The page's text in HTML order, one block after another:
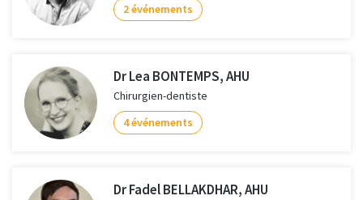
2 événements
Dr Lea BONTEMPS, AHU
Chirurgien-dentiste
4 événements
Dr Fadel BELLAKDHAR, AHU